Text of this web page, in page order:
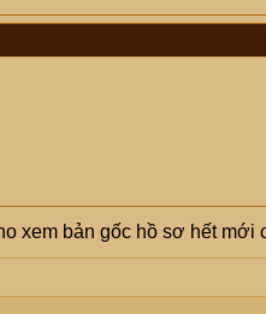
xem bản gốc hồ sơ hết mới